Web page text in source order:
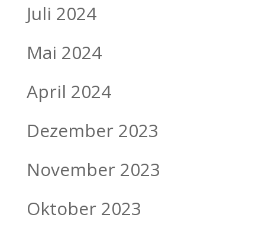
Juli 2024
Mai 2024
April 2024
Dezember 2023
November 2023
Oktober 2023